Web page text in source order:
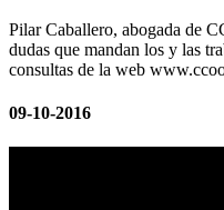
Pilar Caballero, abogada de
dudas que mandan los y las
consultas de la web
09-10-2016